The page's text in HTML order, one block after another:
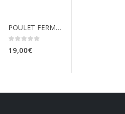
POULET FERMIER "LABEL ROUGE"(UNIQUEMENT VENDREDI SOIR, SAMEDI SOIR ET DIMANCHE MIDI)
19,00€